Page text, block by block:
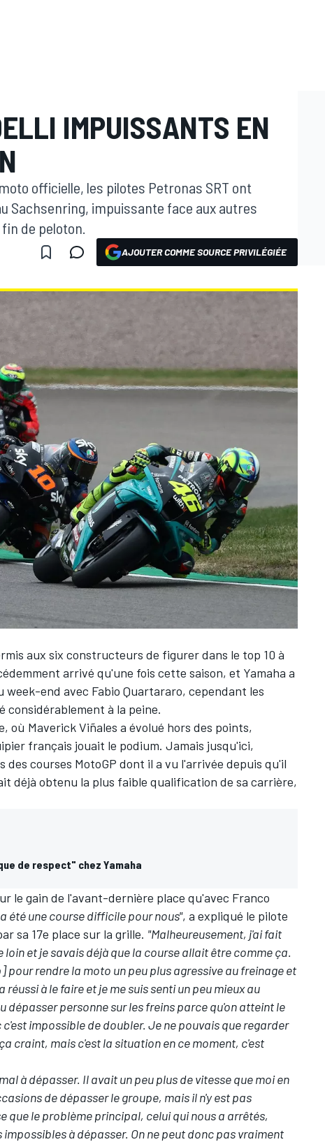
IMPUISSANTS EN
officielle, les pilotes Petronas SRT ont
Sachsenring, impuissante face aux autres
de peloton.
AJOUTER COMME SOURCE PRIVILÉGIÉE
aux six constructeurs de figurer dans le top 10 à
arrivé qu'une fois cette saison, et Yamaha a
week-end avec Fabio Quartararo, cependant les
à la peine.
où Maverick Viñales a évolué hors des points,
français jouait le podium. Jamais jusqu'ici,
des courses MotoGP dont il a vu l'arrivée depuis qu'il
déjà obtenu la plus faible qualification de sa carrière,
de respect" chez Yamaha
le gain de l'avant-dernière place qu'avec Franco
été une course difficile pour nous", a expliqué le pilote
sa 17e place sur la grille. "Malheureusement, j'ai fait
et je savais déjà que la course allait être comme ça.
pour rendre la moto un peu plus agressive au freinage et
à le faire et je me suis senti un peu mieux au
dépasser personne sur les freins parce qu'on atteint le
impossible de doubler. Je ne pouvais que regarder
craint, mais c'est la situation en ce moment, c'est
à dépasser. Il avait un peu plus de vitesse que moi en
de dépasser le groupe, mais il n'y est pas
que le problème principal, celui qui nous a arrêtés,
à dépasser. On ne peut donc pas vraiment